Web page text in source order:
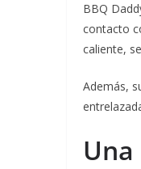
BBQ
contacto
caliente,
Además,